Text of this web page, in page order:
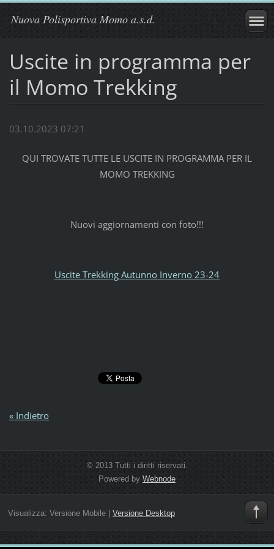
Nuova Polisportiva Momo a.s.d.
Uscite in programma per
il Momo Trekking
03.10.2023 07:21
QUI TROVATE TUTTE LE USCITE IN PROGRAMMA PER IL
MOMO TREKKING
Nuovi aggiornamenti con foto!!!
Uscite Trekking Autunno Inverno 23-24
« Indietro
© 2013 Tutti i diritti riservati.
Powered by Webnode
Visualizza: Versione Mobile| Versione Desktop